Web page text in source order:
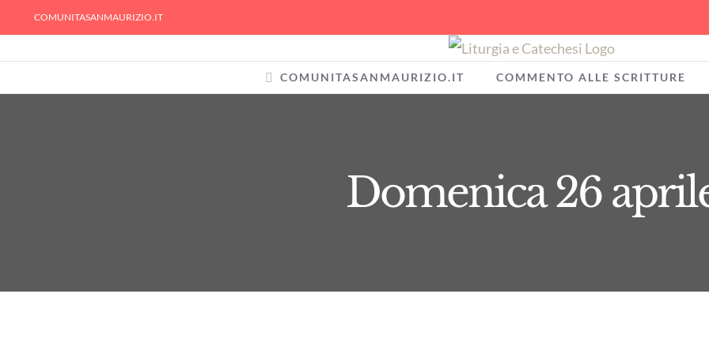
to
content
COMUNITASANMAURIZIO.IT
COMUNITASANMAURIZIO.IT COMMENTO ALLE SCRITTURE
Domenica 26